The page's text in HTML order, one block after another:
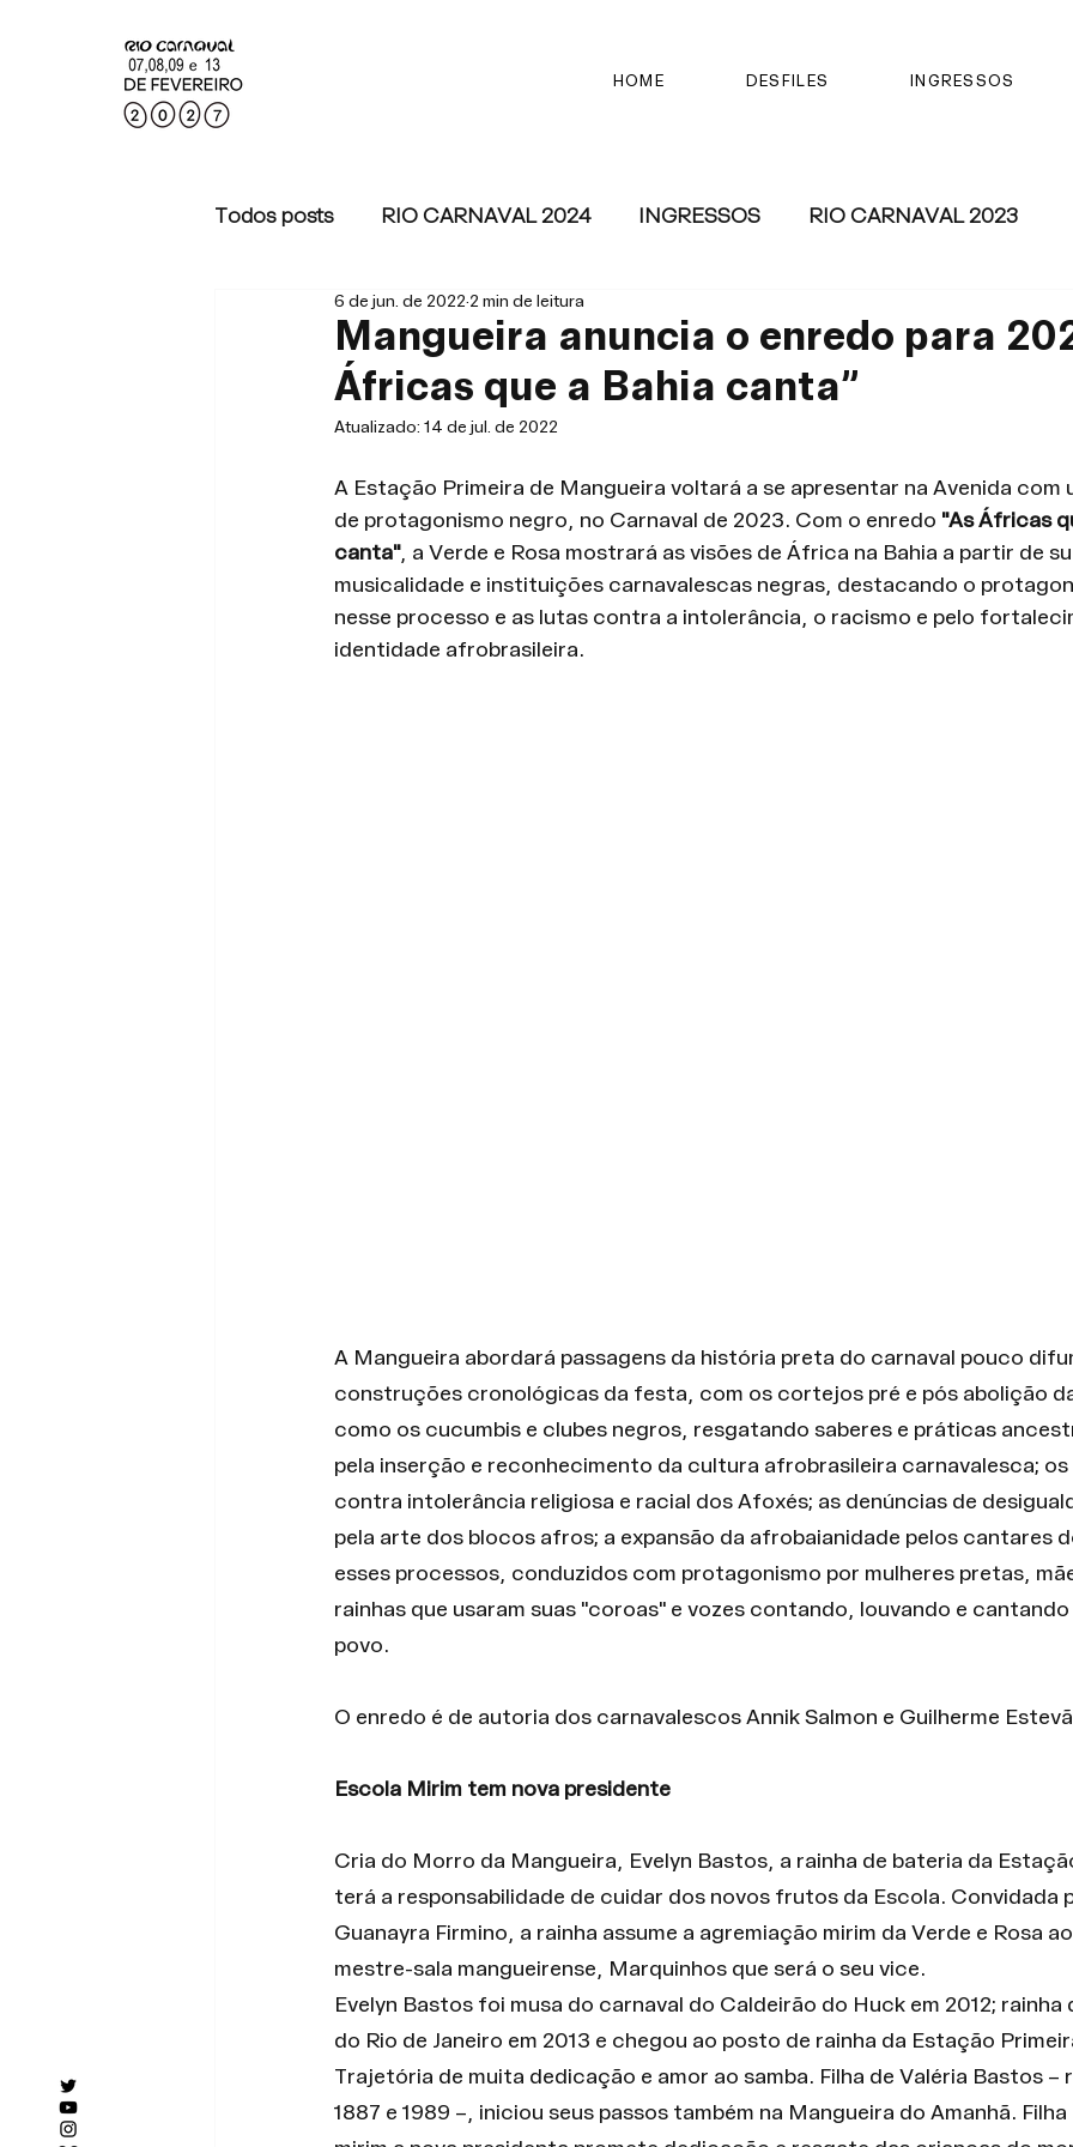
HOME DESFILES INGRESSOS
Todos posts RIO CARNAVAL 2024 INGRESSOS RIO CARNAVAL 2023
RIO CARNAVAL 2022
Mangueira anuncia o enredo para
Áfricas que a Bahia canta”
6 de jun. de 2022 2 min de leitura
Atualizado: 14 de jul. de 2022
A Estação Primeira de Mangueira voltará a se apresentar na Avenida com
de protagonismo negro, no Carnaval de 2023. Com o enredo "As Áfricas
canta", a Verde e Rosa mostrará as visões de África na Bahia a partir de
musicalidade e instituições carnavalescas negras, destacando o
nesse processo e as lutas contra a intolerância, o racismo e pelo
identidade afrobrasileira.
A Mangueira abordará passagens da história preta do carnaval pouco
construções cronológicas da festa, com os cortejos pré e pós abolição
como os cucumbis e clubes negros, resgatando saberes e práticas
pela inserção e reconhecimento da cultura afrobrasileira carnavalesca;
contra intolerância religiosa e racial dos Afoxés; as denúncias de
pela arte dos blocos afros; a expansão da afrobaianidade pelos cantares
esses processos, conduzidos com protagonismo por mulheres pretas,
rainhas que usaram suas "coroas" e vozes contando, louvando e
povo.
O enredo é de autoria dos carnavalescos Annik Salmon e Guilherme
Escola Mirim tem nova presidente
Cria do Morro da Mangueira, Evelyn Bastos, a rainha de bateria da
terá a responsabilidade de cuidar dos novos frutos da Escola. Convidada
Guanayra Firmino, a rainha assume a agremiação mirim da Verde e Rosa
mestre-sala mangueirense, Marquinhos que será o seu vice.
Evelyn Bastos foi musa do carnaval do Caldeirão do Huck em 2012;
do Rio de Janeiro em 2013 e chegou ao posto de rainha da Estação
Trajetória de muita dedicação e amor ao samba. Filha de Valéria Bastos –
1887 e 1989 –, iniciou seus passos também na Mangueira do Amanhã.